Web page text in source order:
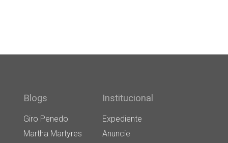
Blogs
Giro Penedo
Martha Martyres
Institucional
Expediente
Anuncie